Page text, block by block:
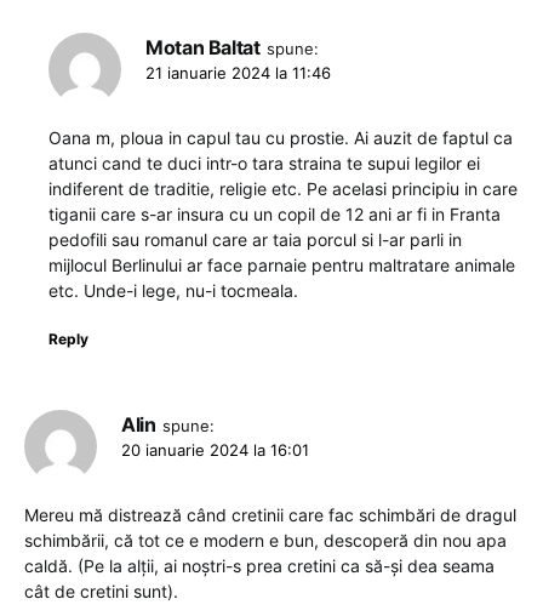
Motan Baltat spune:
21 ianuarie 2024 la 11:46
Oana m, ploua in capul tau cu prostie. Ai auzit de faptul ca
atunci cand te duci intr-o tara straina te supui legilor ei
indiferent de traditie, religie etc. Pe acelasi principiu in care
tiganii care s-ar insura cu un copil de 12 ani ar fi in Franta
pedofili sau romanul care ar taia porcul si l-ar parli in
mijlocul Berlinului ar face parnaie pentru maltratare animale
etc. Unde-i lege, nu-i tocmeala.
Reply
Alin spune:
20 ianuarie 2024 la 16:01
Mereu mă distrează când cretinii care fac schimbări de dragul
schimbării, că tot ce e modern e bun, descoperă din nou apa
caldă. (Pe la alții, ai noștri-s prea cretini ca să-și dea seama
cât de cretini sunt).